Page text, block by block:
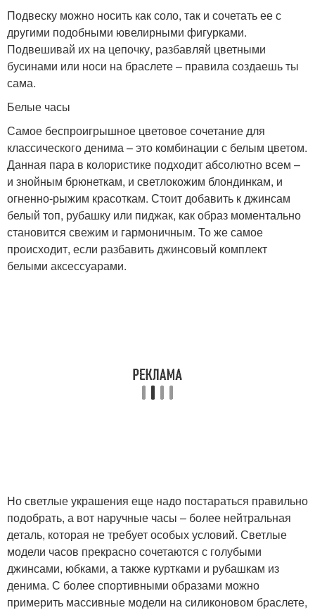
Подвеску можно носить как соло, так и сочетать ее с
другими подобными ювелирными фигурками.
Подвешивай их на цепочку, разбавляй цветными
бусинами или носи на браслете – правила создаешь ты
сама.
Белые часы
Самое беспроигрышное цветовое сочетание для
классического денима – это комбинации с белым цветом.
Данная пара в колористике подходит абсолютно всем –
и знойным брюнеткам, и светлокожим блондинкам, и
огненно-рыжим красоткам. Стоит добавить к джинсам
белый топ, рубашку или пиджак, как образ моментально
становится свежим и гармоничным. То же самое
происходит, если разбавить джинсовый комплект
белыми аксессуарами.
Но светлые украшения еще надо постараться правильно
подобрать, а вот наручные часы – более нейтральная
деталь, которая не требует особых условий. Светлые
модели часов прекрасно сочетаются с голубыми
джинсами, юбками, а также куртками и рубашкам из
денима. С более спортивными образами можно
примерить массивные модели на силиконовом браслете,